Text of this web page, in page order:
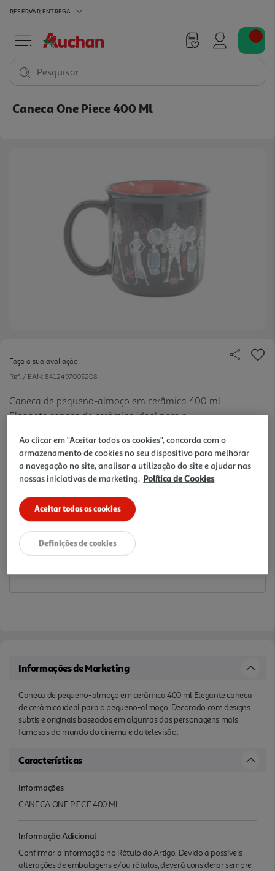
RESERVAR ENTREGA
Pesquisar
Caneca One Piece 400 Ml
Faça a sua avaliação
Ref. / EAN: 8412497005208
Caneca de pequeno-almoço em cerâmica 400 ml
Elegante caneca de cerâmica ideal para o
originais baseados em algumas das personagens
mais famosas do mundo do cinema e da televisão.
ver
9.99 €/un
9,99 €
Notas de preparação
Informações de Marketing
Caneca de pequeno-almoço em cerâmica 400 ml Elegante caneca
de cerâmica ideal para o pequeno-almoço. Decorado com designs
subtis e originais baseados em algumas das personagens mais
famosas do mundo do cinema e da televisão.
Características
Informações
CANECA ONE PIECE 400 ML
Informação Adicional
Confirmar a informação no Rótulo do Artigo. Devido a possíveis
alterações de embalagens e/ou rótulos, deverá considerar sempre
Ao clicar em "Aceitar todos os cookies", concorda com o
armazenamento de cookies no seu dispositivo para melhorar
a navegação no site, analisar a utilização do site e ajudar nas
nossas iniciativas de marketing. Política de Cookies
Aceitar todos os cookies
Definições de cookies